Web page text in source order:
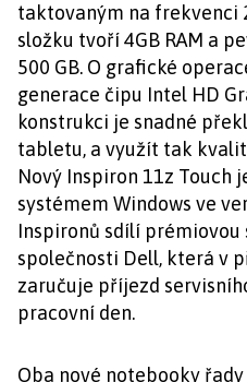
taktovaným na frekvenci
složku tvoří 4GB RAM a
500 GB. O grafické
generace čipu Intel HD
konstrukci je snadné
tabletu, a využít tak
Nový Inspiron 11z Touch
systémem Windows ve
Inspironů sdílí prémiovou
společnosti Dell, která v
zaručuje příjezd
pracovní den.
Oba nové notebooky